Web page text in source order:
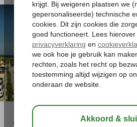
03:15